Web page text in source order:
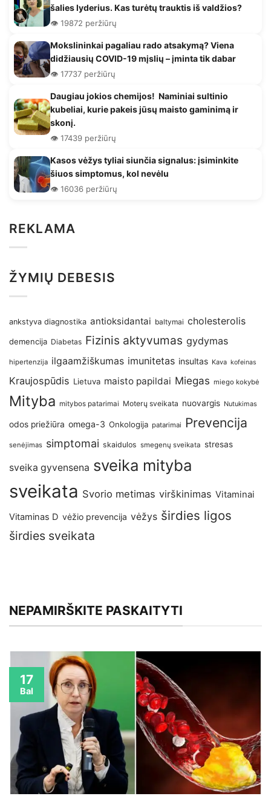
šalies lyderius. Kas turėtų trauktis iš valdžios?
👁️ 19872 peržiūrų
Mokslininkai pagaliau rado atsakymą? Viena
didžiausių COVID-19 mįslių – įminta tik dabar
👁️ 17737 peržiūrų
Daugiau jokios chemijos! Naminiai sultinio
kubeliai, kurie pakeis jūsų maisto gaminimą ir
skonį.
👁️ 17439 peržiūrų
Kasos vėžys tyliai siunčia signalus: įsiminkite
šiuos simptomus, kol nevėlu
👁️ 16036 peržiūrų
REKLAMA
ŽYMIŲ DEBESIS
ankstyva diagnostika antioksidantai baltymai cholesterolis
demencija Diabetas Fizinis aktyvumas gydymas
hipertenzija ilgaamžiškumas imunitetas insultas Kava kofeinas
Kraujospūdis Lietuva maisto papildai Miegas miego kokybė
Mityba mitybos patarimai Moterų sveikata nuovargis Nutukimas
odos priežiūra omega-3 Onkologija patarimai Prevencija
senėjimas simptomai skaidulos smegenų sveikata stresas
sveika gyvensena sveika mityba
sveikata Svorio metimas virškinimas Vitaminai
Vitaminas D vėžio prevencija vėžys širdies ligos
širdies sveikata
NEPAMIRŠKITE PASKAITYTI
17
Bal